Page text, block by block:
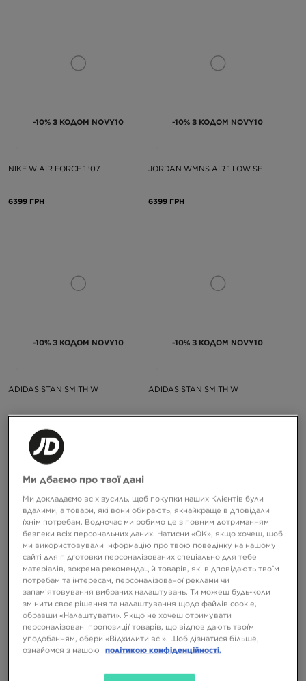
-10% З КОДОМ NOVY10
NIKE W AIR FORCE 1 '07
6399 ГРН
-10% З КОДОМ NOVY10
JORDAN WMNS AIR 1 LOW SE
6399 ГРН
-10% З КОДОМ NOVY10
ADIDAS STAN SMITH W
-10% З КОДОМ NOVY10
ADIDAS STAN SMITH W
-10% З КОДОМ NOVY10
ADIDAS TOKYO MJ W
4899 ГРН
-10% З КОДОМ NOVY10
ASICS GEL-KAYANO 14
8499 ГРН
Ми дбаємо про твої дані
Ми докладаємо всіх зусиль, щоб покупки наших Клієнтів були
вдалими, а товари, які вони обирають, якнайкраще відповідали
їхнім потребам. Водночас ми робимо це з повним дотриманням
безпеки всіх персональних даних. Натисни «OK», якщо хочеш, щоб
ми використовували інформацію про твою поведінку на нашому
сайті для підготовки персоналізованих спеціально для тебе
матеріалів, зокрема рекомендацій товарів, які відповідають твоїм
потребам та інтересам, персоналізованої реклами чи
запам’ятовування вибраних налаштувань. Ти можеш будь-коли
змінити своє рішення та налаштування щодо файлів cookie,
обравши «Налаштувати». Якщо не хочеш отримувати
персоналізовані пропозиції товарів, що відповідають твоїм
уподобанням, обери «Відхилити всі». Щоб дізнатися більше,
ознайомся з нашою
політикою конфіденційності.